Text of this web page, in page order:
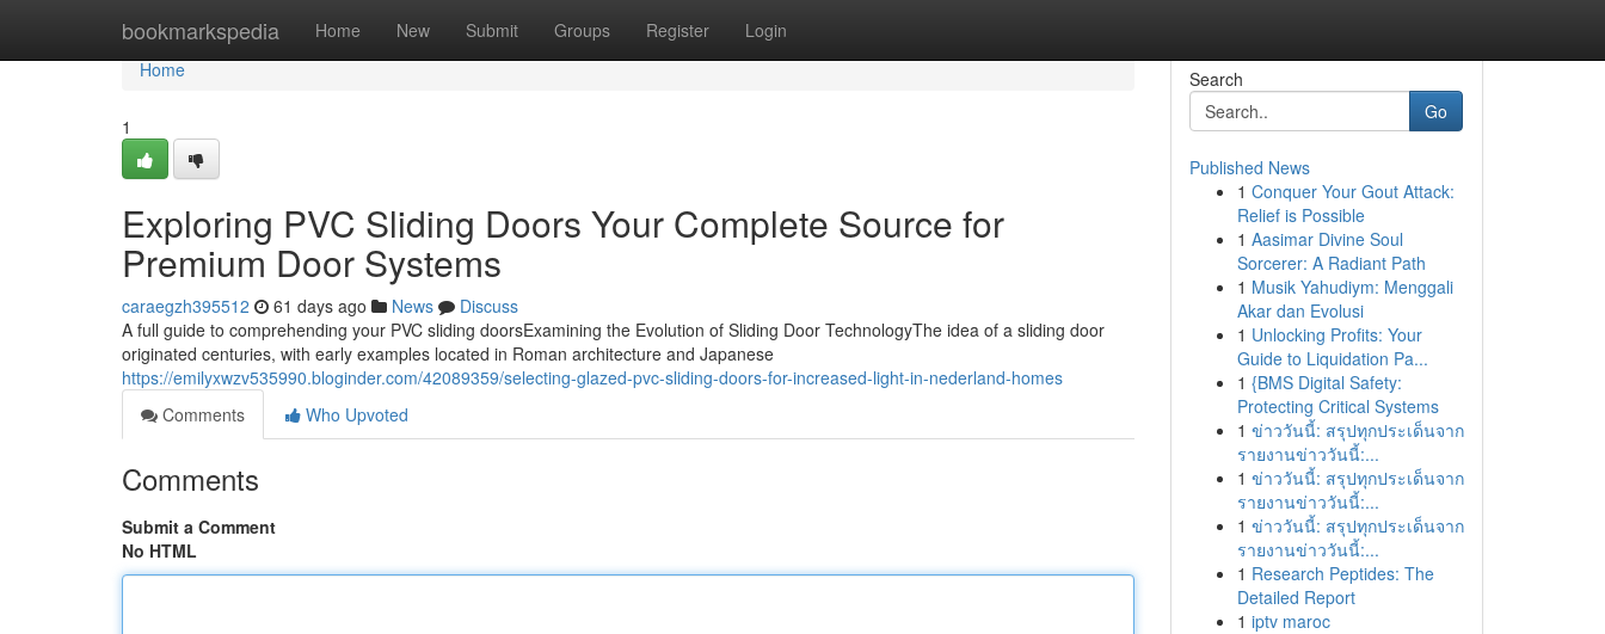
bookmarkspedia Home New Submit Groups Register Login
Home
Home
1
Exploring PVC Sliding Doors Your Complete Source for
Premium Door Systems
caraegzh395512 61 days ago News
Discuss
A full guide to comprehending your PVC sliding doorsExamining the Evolution of Sliding Door TechnologyThe idea of a sliding door
originated centuries, with early examples located in Roman architecture and Japanese
https://emilyxwzv535990.bloginder.com/42089359/selecting-glazed-pvc-sliding-doors-for-increased-light-in-nederland-homes
Comments
Who Upvoted
Comments
Submit a Comment
No HTML
Search
Go
Published News
1 Conquer Your Gout Attack:
Relief is Possible
1 Aasimar Divine Soul
Sorcerer: A Radiant Path
1 Musik Yahudiym: Menggali
Akar dan Evolusi
1 Unlocking Profits: Your
Guide to Liquidation Pa...
1 {BMS Digital Safety:
Protecting Critical Systems
1 ข่าววันนี้: สรุปทุกประเด็นจาก
รายงานข่าววันนี้:...
1 ข่าววันนี้: สรุปทุกประเด็นจาก
รายงานข่าววันนี้:...
1 ข่าววันนี้: สรุปทุกประเด็นจาก
รายงานข่าววันนี้:...
1 Research Peptides: The
Detailed Report
1 iptv maroc